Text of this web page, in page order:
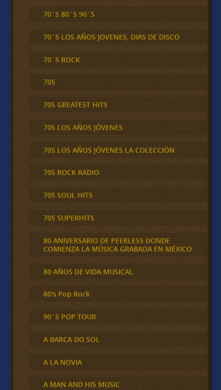
70´S 80´S 90´S
70´S LOS AÑOS JOVENES, DIAS DE DISCO
70´S ROCK
70S
70S GREATEST HITS
70S LOS AÑOS JÓVENES
70S LOS AÑOS JÓVENES LA COLECCIÓN
70S ROCK RADIO
70S SOUL HITS
70S SUPERHITS
80 ANIVERSARIO DE PEERLESS DONDE
COMIENZA LA MÚSICA GRABADA EN MÉXICO
80 AÑOS DE VIDA MUSICAL
80's Pop Rock
90´S POP TOUR
A BARCA DO SOL
A LA NOVIA
A MAN AND HIS MUSIC